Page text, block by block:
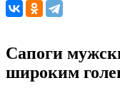
Сапоги
широким